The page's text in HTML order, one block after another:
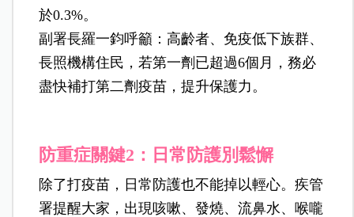
於0.3%。
副署長羅一鈞呼籲：高齡者、免疫低下族群、
長照機構住民，若第一劑已超過6個月，務必
盡快補打第二劑疫苗，提升保護力。
防重症關鍵2：日常防護別鬆懈
除了打疫苗，日常防護也不能掉以輕心。疾管
署提醒大家，出現咳嗽、發燒、流鼻水、喉嚨